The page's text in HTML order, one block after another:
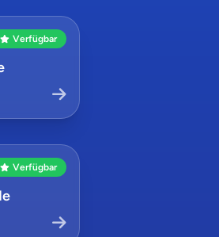
Verfügbar
Verfügbar